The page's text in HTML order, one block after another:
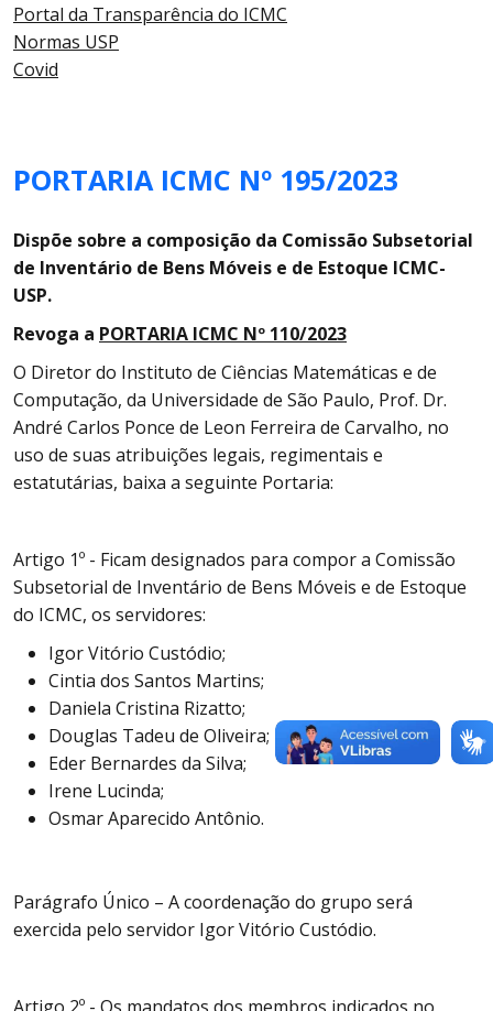
Portal da Transparência do ICMC
Normas USP
Covid
PORTARIA ICMC Nº 195/2023
Dispõe sobre a composição da Comissão Subsetorial
de Inventário de Bens Móveis e de Estoque ICMC-
USP.
Revoga a PORTARIA ICMC Nº 110/2023
O Diretor do Instituto de Ciências Matemáticas e de
Computação, da Universidade de São Paulo, Prof. Dr.
André Carlos Ponce de Leon Ferreira de Carvalho, no
uso de suas atribuições legais, regimentais e
estatutárias, baixa a seguinte Portaria:
Artigo 1º - Ficam designados para compor a Comissão
Subsetorial de Inventário de Bens Móveis e de Estoque
do ICMC, os servidores:
Igor Vitório Custódio;
Cintia dos Santos Martins;
Daniela Cristina Rizatto;
Douglas Tadeu de Oliveira;
Eder Bernardes da Silva;
Irene Lucinda;
Osmar Aparecido Antônio.
Parágrafo Único – A coordenação do grupo será
exercida pelo servidor Igor Vitório Custódio.